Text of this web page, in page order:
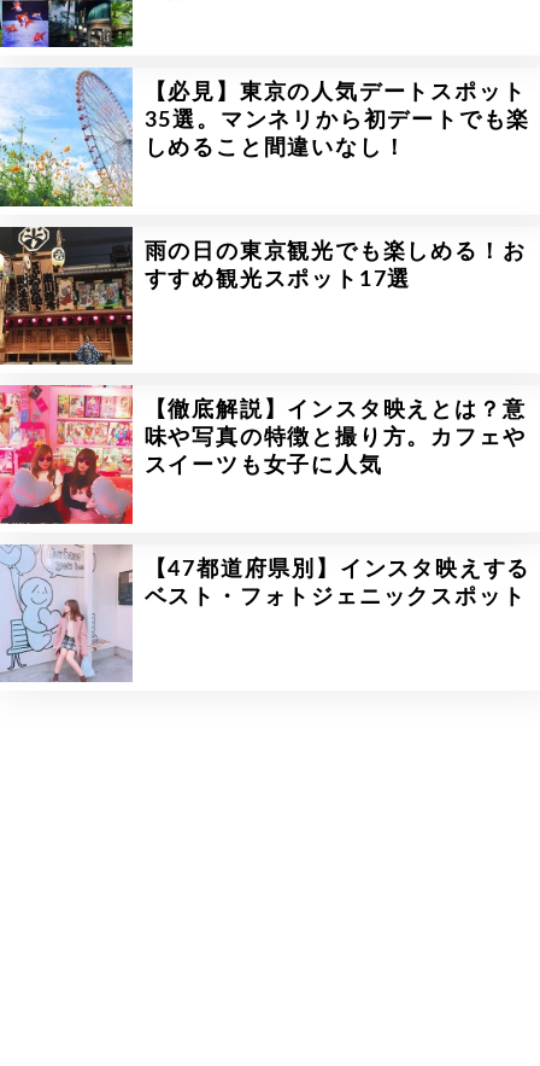
【必見】東京の人気デートスポット
35選。マンネリから初デートでも楽
しめること間違いなし！
雨の日の東京観光でも楽しめる！お
すすめ観光スポット17選
【徹底解説】インスタ映えとは？意
味や写真の特徴と撮り方。カフェや
スイーツも女子に人気
【47都道府県別】インスタ映えする
ベスト・フォトジェニックスポット